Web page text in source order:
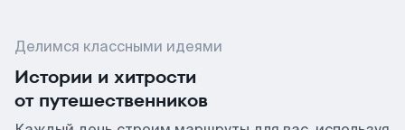
Делимся классными идеями
Истории и хитрости
от путешественников